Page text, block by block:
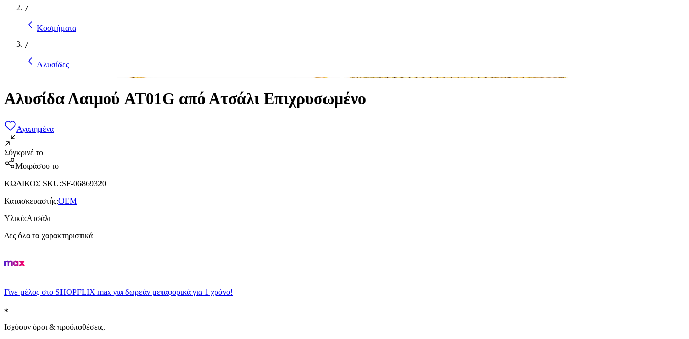
/
Κοσμήματα
/
Αλυσίδες
Αλυσίδα Λαιμού AT01G από Ατσάλι Επιχρυσωμένο
Αγαπημένα
Σύγκρινέ το
Μοιράσου το
ΚΩΔΙΚΟΣ SKU:SF-06869320
Κατασκευαστής:OEM
Υλικό:Ατσάλι
Δες όλα τα χαρακτηριστικά
Γίνε μέλος στο SHOPFLIX max για δωρεάν μεταφορικά για 1 χρόνο!
Ισχύουν όροι & προϋποθέσεις.